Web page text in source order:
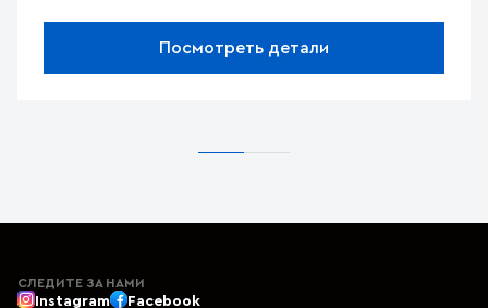
Посмотреть детали
СЛЕДИТЕ ЗА НАМИ
Instagram Facebook